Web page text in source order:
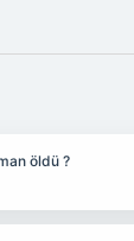
öldü ?